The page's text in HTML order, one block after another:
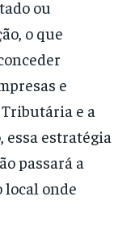
ou
o que
e
e a
essa estratégia
passará a
onde